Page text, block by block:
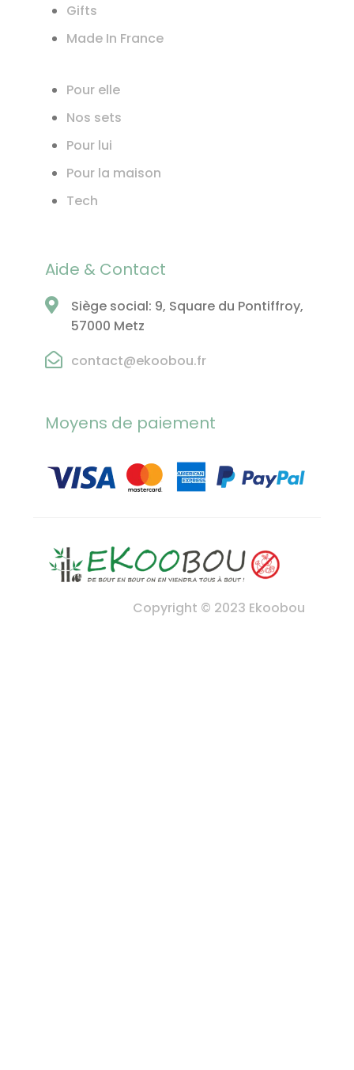
Gifts
Made In France
Pour elle
Nos sets
Pour lui
Pour la maison
Tech
Aide & Contact
Siège social: 9, Square du Pontiffroy,
57000 Metz
contact@ekoobou.fr
Moyens de paiement
Copyright © 2023 Ekoobou